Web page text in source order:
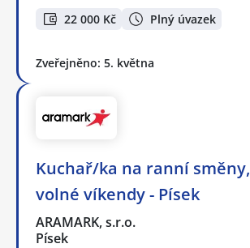
22 000 Kč Plný úvazek
Zveřejněno: 5. května
Kuchař/ka na ranní směny,
volné víkendy - Písek
ARAMARK, s.r.o.
Písek